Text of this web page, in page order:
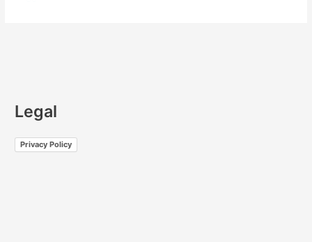
Legal
Privacy Policy